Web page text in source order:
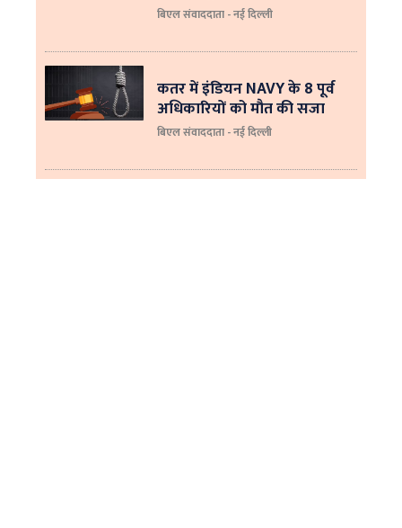
बिएल संवाददाता - नई दिल्‍ली
कतर में इंडियन NAVY के 8 पूर्व
अधिकारियों को मौत की सजा
बिएल संवाददाता - नई दिल्ली